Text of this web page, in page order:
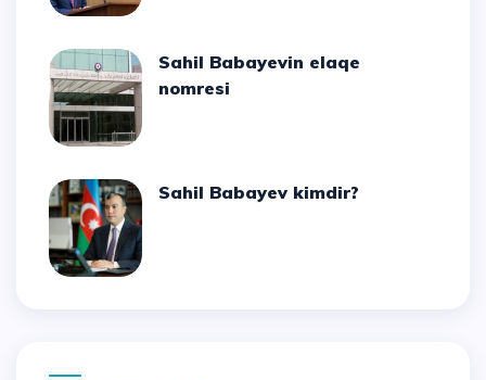
Sahil Babayevin elaqe
nomresi
Sahil Babayev kimdir?